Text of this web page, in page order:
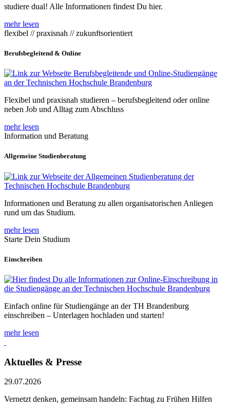
studiere dual! Alle Informationen findest Du hier.
mehr lesen
flexibel // praxisnah // zukunftsorientiert
Berufsbegleitend & Online
Flexibel und praxisnah studieren – berufsbegleitend oder online
neben Job und Alltag zum Abschluss
mehr lesen
Information und Beratung
Allgemeine Studienberatung
Informationen und Beratung zu allen organisatorischen Anliegen
rund um das Studium.
mehr lesen
Starte Dein Studium
Einschreiben
Einfach online für Studiengänge an der TH Brandenburg
einschreiben – Unterlagen hochladen und starten!
mehr lesen
Aktuelles & Presse
29.07.2026
Vernetzt denken, gemeinsam handeln: Fachtag zu Frühen Hilfen